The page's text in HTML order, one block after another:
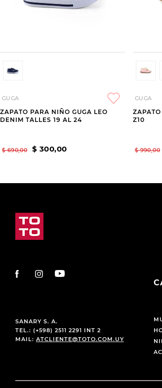
GUGA
ZAPATO PARA NIÑO GUGA LEO
DENIM TALLES 19 AL 24
$ 690,00 $ 300,00
GUGA
Z10
$ 990,00
SANARY S. A.
TEL.: (+598) 2511 2291 INT 2
MAIL: ATCLIENTE@TOTO.COM.UY